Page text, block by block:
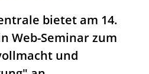
bietet am 14.
Web-Seminar zum
und